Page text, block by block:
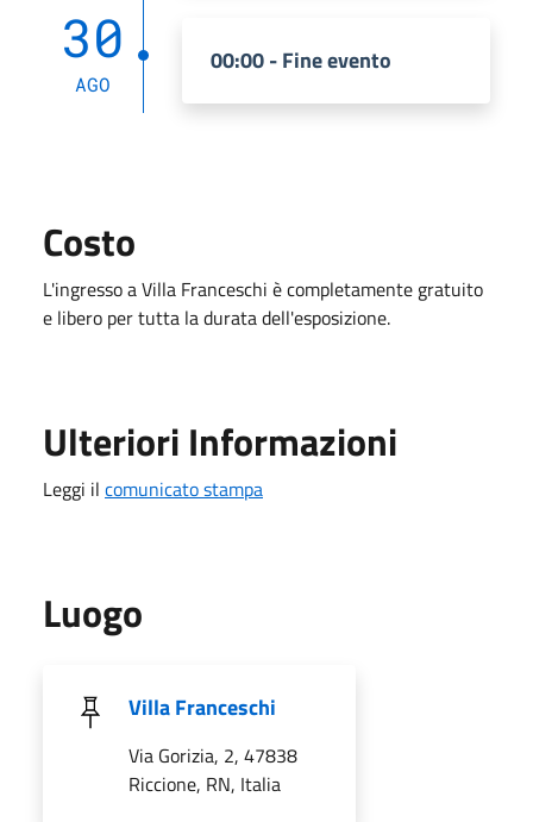
30
AGO
00:00 - Fine evento
Costo
L'ingresso a Villa Franceschi è completamente gratuito
e libero per tutta la durata dell'esposizione.
Ulteriori Informazioni
Leggi il comunicato stampa
Luogo
Villa Franceschi
Via Gorizia, 2, 47838
Riccione, RN, Italia